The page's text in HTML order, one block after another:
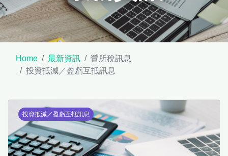
Home 最新資訊
營所稅訊息
投資抵減／盈虧互抵訊息
投資抵減／盈虧互抵訊息